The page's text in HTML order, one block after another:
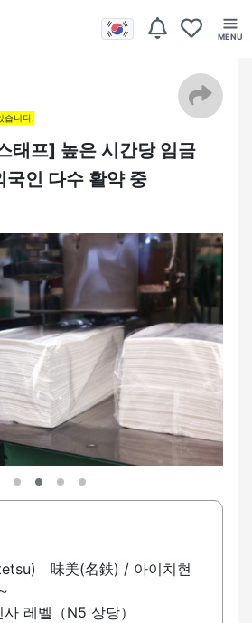
습니다.
태프] 높은 시간당 임금
인 다수 활약 중
味美(名鉄) / 아이치현
레벨（N5 상당）